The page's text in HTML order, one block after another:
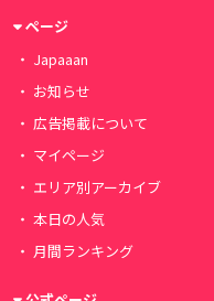
ページ
Japaaan
お知らせ
広告掲載について
マイページ
エリア別アーカイブ
本日の人気
月間ランキング